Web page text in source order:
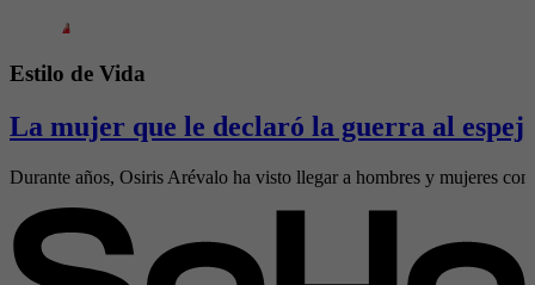
Estilo de Vida
La mujer que le declaró la guerra al
Durante años, Osiris Arévalo ha visto llegar a hombres y mujeres